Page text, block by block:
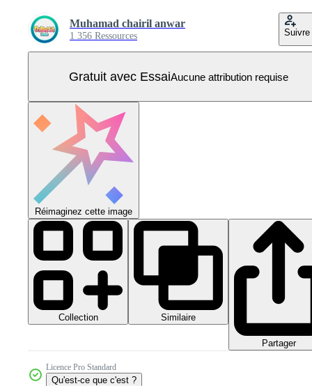
Muhamad chairil anwar
1 356 Ressources Suivre
Gratuit avec EssaiAucune attribution requise
Réimaginez cette image
Collection Similaire
Partager
Licence Pro Standard
Qu'est-ce que c'est ?